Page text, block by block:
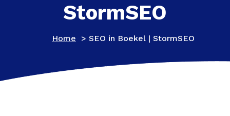
StormSEO
Home > SEO in Boekel | StormSEO